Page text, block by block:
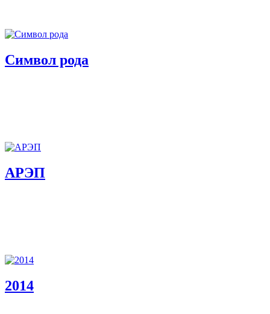
Символ рода
АРЭП
2014